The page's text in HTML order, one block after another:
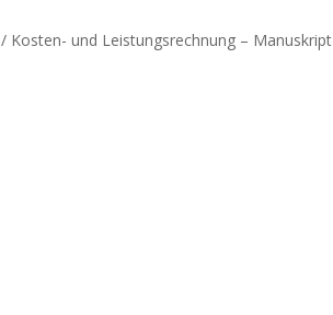
/ Kosten- und Leistungsrechnung – Manuskript